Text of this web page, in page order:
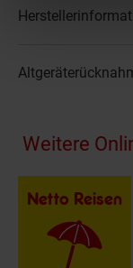
Fußzeile
Weitere
Netto Reisen